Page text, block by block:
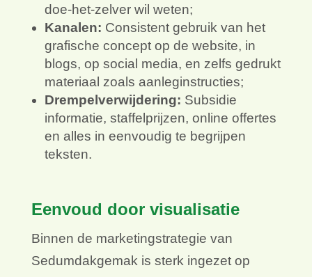
doe-het-zelver wil weten;
Kanalen: Consistent gebruik van het
grafische concept op de website, in
blogs, op social media, en zelfs gedrukt
materiaal zoals aanleginstructies;
Drempelverwijdering: Subsidie
informatie, staffelprijzen, online offertes
en alles in eenvoudig te begrijpen
teksten.
Eenvoud door visualisatie
Binnen de marketingstrategie van
Sedumdakgemak is sterk ingezet op